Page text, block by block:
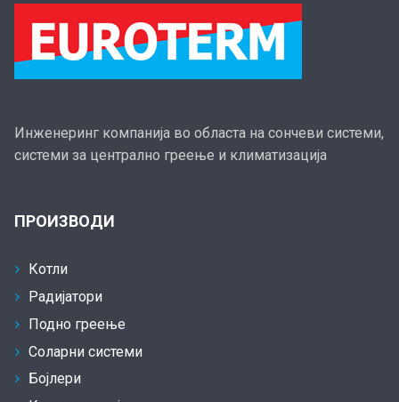
Инженеринг компанија во областа на сончеви системи,
системи за централно греење и климатизација
ПРОИЗВОДИ
Котли
Радијатори
Подно греење
Соларни системи
Бојлери